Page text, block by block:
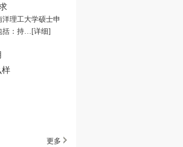
洋理工大学硕士申
括：持…[详细]
样
更多